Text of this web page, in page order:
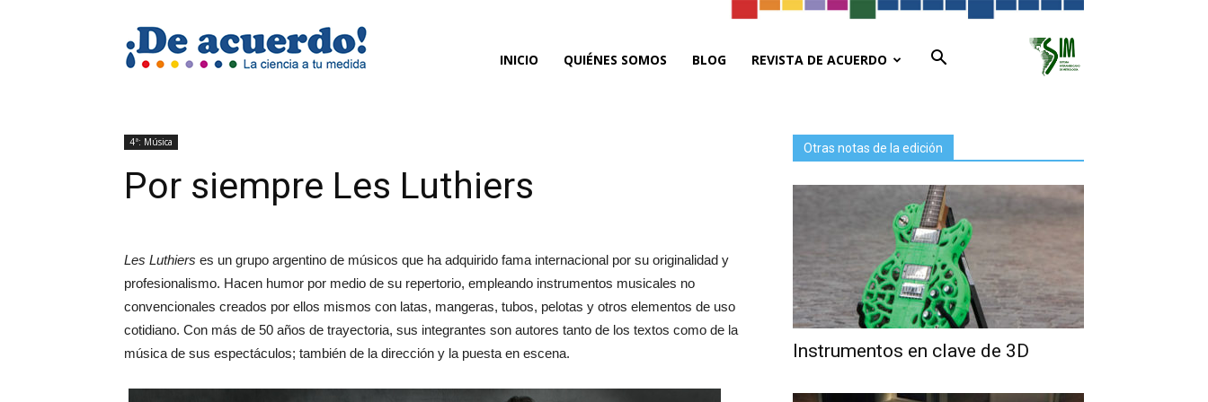
INICIO QUIÉNES SOMOS BLOG REVISTA DE ACUERDO
4ª: Música
Por siempre Les Luthiers
Les Luthiers es un grupo argentino de músicos que ha adquirido fama internacional por su originalidad y
profesionalismo. Hacen humor por medio de su repertorio, empleando instrumentos musicales no
convencionales creados por ellos mismos con latas, mangeras, tubos, pelotas y otros elementos de uso
cotidiano. Con más de 50 años de trayectoria, sus integrantes son autores tanto de los textos como de la
música de sus espectáculos; también de la dirección y la puesta en escena.
Otras notas de la edición
Instrumentos en clave de 3D